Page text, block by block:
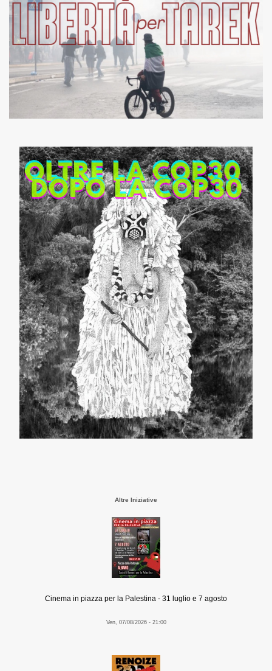
Altre Iniziative
Cinema in piazza per la Palestina - 31 luglio e 7 agosto
Ven, 07/08/2026 - 21:00